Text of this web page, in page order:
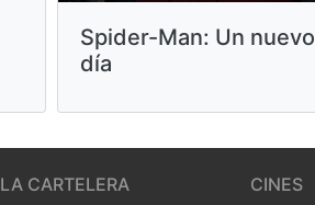
Spider-Man: Un nuevo
día
LA CARTELERA
CINES